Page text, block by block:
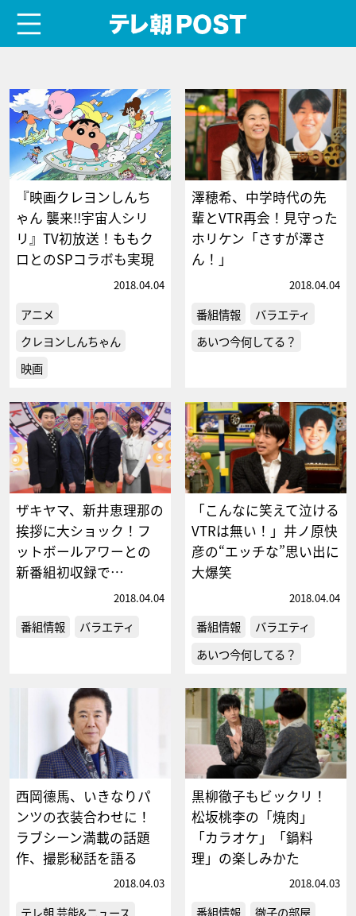
『映画クレヨンしんち
ゃん 襲来!!宇宙人シリ
リ』TV初放送！ももク
ロとのSPコラボも実現
2018.04.04
アニメ
クレヨンしんちゃん
映画
澤穂希、中学時代の先
輩とVTR再会！見守った
ホリケン「さすが澤さ
ん！」
2018.04.04
番組情報
バラエティ
あいつ今何してる？
ザキヤマ、新井恵理那の
挨拶に大ショック！フ
ットボールアワーとの
新番組初収録で…
2018.04.04
番組情報 バラエティ
「こんなに笑えて泣ける
VTRは無い！」井ノ原快
彦の“エッチな”思い出に
大爆笑
2018.04.04
番組情報
バラエティ
あいつ今何してる？
西岡德馬、いきなりパ
ンツの衣装合わせに！
ラブシーン満載の話題
作、撮影秘話を語る
2018.04.03
テレ朝 芸能&ニュース
黒柳徹子もビックリ！
松坂桃李の「焼肉」
「カラオケ」「鍋料
理」の楽しみかた
2018.04.03
番組情報 徹子の部屋